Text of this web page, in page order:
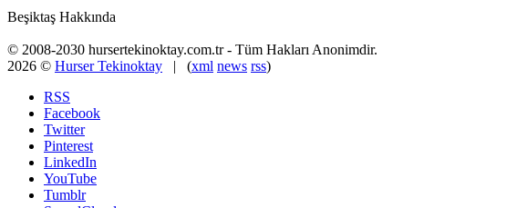
Beşiktaş Hakkında
© 2008-2030 hursertekinoktay.com.tr - Tüm Hakları Anonimdir.
2026 © Hurser Tekinoktay | (xml news rss)
RSS
Facebook
Twitter
Pinterest
LinkedIn
YouTube
Tumblr